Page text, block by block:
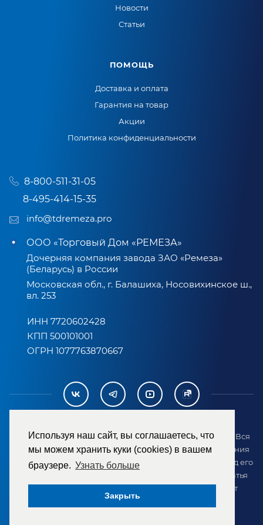
Используя наш сайт, вы соглашаетесь, что
мы можем хранить куки (cookies) в вашем
браузере. Узнать больше
Закрыть
Новости
Статьи
ПОМОЩЬ
Доставка и оплата
Гарантия на товар
Акции
Политика конфиденциальности
8-800-511-31-05
8-495-414-15-35
info@tdremeza.pro
ООО «Торговый Дом «РЕМЕЗА»
Дочерняя компания завода ЗАО «Ремеза»
(Беларусь) в России
Московская обл., г. Балашиха, Носовихинское ш.,
вл. 253
ИНН 7720602428
КПП 500101001
ОГРН 1077763870667
2007-2026 © ООО «ТД «РЕМЕЗА». Все права защищены. Вся
информация на сайте размещена в целях предоставления
возможности покупателю ознакомиться с товаром перед его
приобретением и не является публичной офертой (статья
437 ГК РФ). Внешний вид товара может отличаться от
представленного на сайте.